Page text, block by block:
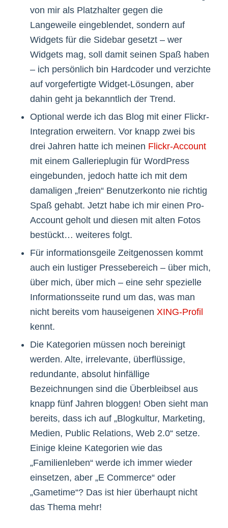
von mir als Platzhalter gegen die
Langeweile eingeblendet, sondern auf
Widgets für die Sidebar gesetzt – wer
Widgets mag, soll damit seinen Spaß haben
– ich persönlich bin Hardcoder und verzichte
auf vorgefertigte Widget-Lösungen, aber
dahin geht ja bekanntlich der Trend.
Optional werde ich das Blog mit einer Flickr-
Integration erweitern. Vor knapp zwei bis
drei Jahren hatte ich meinen Flickr-Account
mit einem Gallerieplugin für WordPress
eingebunden, jedoch hatte ich mit dem
damaligen „freien“ Benutzerkonto nie richtig
Spaß gehabt. Jetzt habe ich mir einen Pro-
Account geholt und diesen mit alten Fotos
bestückt… weiteres folgt.
Für informationsgeile Zeitgenossen kommt
auch ein lustiger Pressebereich – über mich,
über mich, über mich – eine sehr spezielle
Informationsseite rund um das, was man
nicht bereits vom hauseigenen XING-Profil
kennt.
Die Kategorien müssen noch bereinigt
werden. Alte, irrelevante, überflüssige,
redundante, absolut hinfällige
Bezeichnungen sind die Überbleibsel aus
knapp fünf Jahren bloggen! Oben sieht man
bereits, dass ich auf „Blogkultur, Marketing,
Medien, Public Relations, Web 2.0“ setze.
Einige kleine Kategorien wie das
„Familienleben“ werde ich immer wieder
einsetzen, aber „E Commerce“ oder
„Gametime“? Das ist hier überhaupt nicht
das Thema mehr!